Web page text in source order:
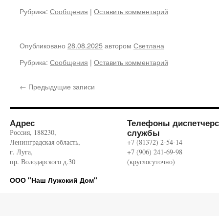
Рубрика: Сообщения | Оставить комментарий
Опубликовано 28.08.2025автором Светлана
Рубрика: Сообщения | Оставить комментарий
← Предыдущие записи
Адрес
Россия, 188230,
Ленинградская область,
г. Луга,
пр. Володарского д.30
Телефоны
службы
+7 (81372) 2-54-14
+7 (906) 241-69-98
(круглосуточно)
ООО "Наш Лужский Дом"